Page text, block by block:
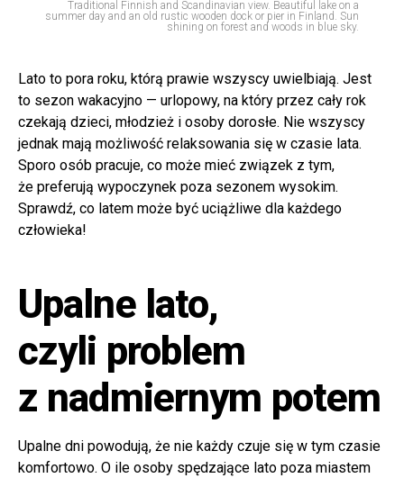
Traditional Finnish and Scandinavian view. Beautiful lake on a
summer day and an old rustic wooden dock or pier in Finland. Sun
shining on forest and woods in blue sky.
Lato to pora roku, którą prawie wszyscy uwielbiają. Jest
to sezon wakacyjno — urlopowy, na który przez cały rok
czekają dzieci, młodzież i osoby dorosłe. Nie wszyscy
jednak mają możliwość relaksowania się w czasie lata.
Sporo osób pracuje, co może mieć związek z tym,
że preferują wypoczynek poza sezonem wysokim.
Sprawdź, co latem może być uciążliwe dla każdego
człowieka!
Upalne lato,
czyli problem
z nadmiernym potem
Upalne dni powodują, że nie każdy czuje się w tym czasie
komfortowo. O ile osoby spędzające lato poza miastem